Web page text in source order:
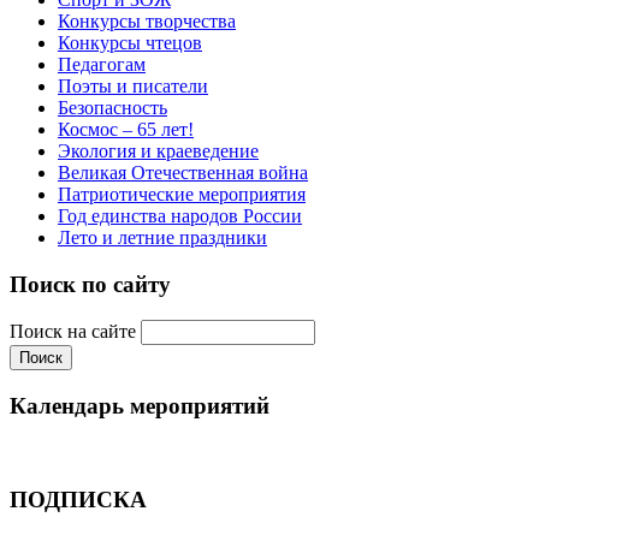
Конкурсы творчества
Конкурсы чтецов
Педагогам
Поэты и писатели
Безопасность
Космос – 65 лет!
Экология и краеведение
Великая Отечественная война
Патриотические мероприятия
Год единства народов России
Лето и летние праздники
Поиск по сайту
Поиск на сайте
Календарь мероприятий
ПОДПИСКА